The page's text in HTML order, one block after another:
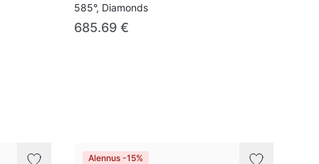
585°, Diamonds
685.69 €
Alennus -15%